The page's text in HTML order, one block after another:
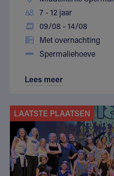
7 - 12 jaar
09/08 - 14/08
Met overnachting
Spermaliehoeve
Lees meer
LAATSTE PLAATSEN